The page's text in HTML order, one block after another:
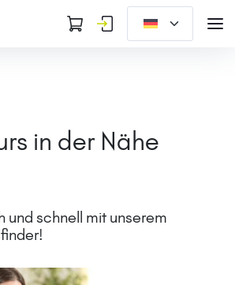
in der Nähe
und schnell mit unserem